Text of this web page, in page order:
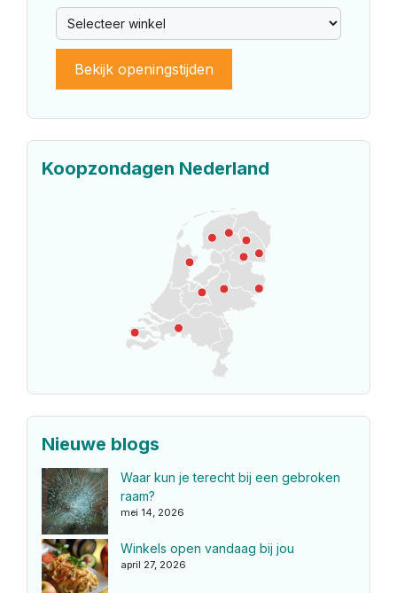
Bekijk openingstijden
Koopzondagen Nederland
Nieuwe blogs
Waar kun je terecht bij een gebroken
raam?
mei 14, 2026
Winkels open vandaag bij jou
april 27, 2026